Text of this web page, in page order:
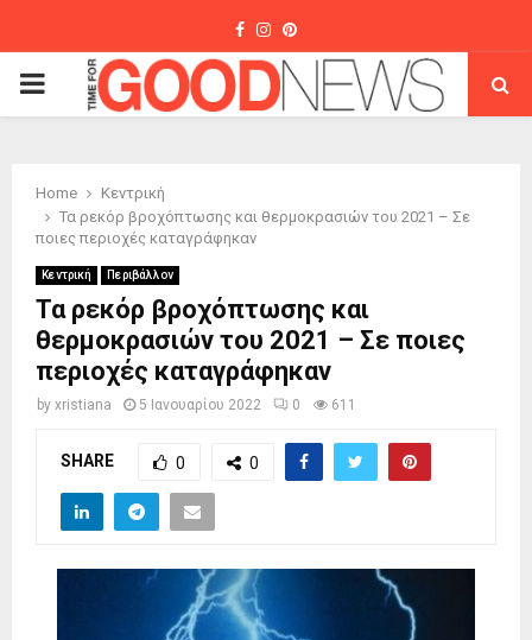
Facebook
Instagram
Pinterest
PRIMARY
Home
Κεντρική
Τα ρεκόρ βροχόπτωσης και θερμοκρασιών του 2021 – Σε
ποιες περιοχές καταγράφηκαν
Κεντρική Περιβάλλον
Τα ρεκόρ βροχόπτωσης και
θερμοκρασιών του 2021 – Σε ποιες
περιοχές καταγράφηκαν
by xristiana 5 Ιανουαρίου 2022 0 611
SHARE 0 0